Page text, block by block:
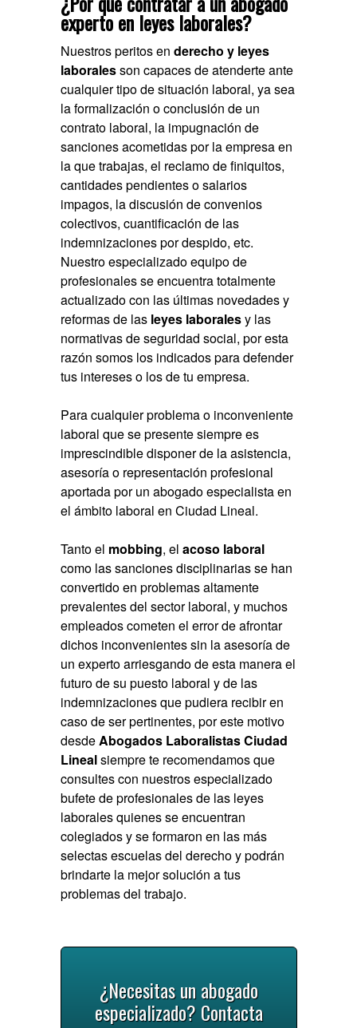
experto en leyes laborales?
Nuestros peritos enderecho y leyes
laboralesson capaces de atenderte ante
cualquier tipo de situación laboral, ya sea
la formalización o conclusión de un
contrato laboral, la impugnación de
sanciones acometidas por la empresa en
la que trabajas, el reclamo de finiquitos,
cantidades pendientes o salarios
impagos, la discusión de convenios
colectivos, cuantificación de las
indemnizaciones por despido, etc.
Nuestro especializado equipo de
profesionales se encuentra totalmente
actualizado con las últimas novedades y
reformas de las leyes laboralesy las
normativas de seguridad social, por esta
razón somos los indicados para defender
tus intereses o los de tu empresa.
Para cualquier problema o inconveniente
laboral que se presente siempre es
imprescindible disponer de la asistencia,
asesoría o representación profesional
aportada por unabogado especialista en
el ámbito laboral en Ciudad Lineal.
Tanto el mobbing, elacoso laboral
como las sanciones disciplinarias se han
convertido en problemas altamente
prevalentes del sector laboral, y muchos
empleados cometen el error de afrontar
dichos inconvenientes sin la asesoría de
un experto arriesgando de esta manera el
futuro de su puesto laboral y de las
indemnizaciones que pudiera recibir en
caso de ser pertinentes, por este motivo
desdeAbogados Laboralistas Ciudad
Linealsiempre te recomendamos que
consultes con nuestros especializado
bufete de profesionales de las leyes
laborales quienes se encuentran
colegiados y se formaron en las más
selectas escuelas del derecho y podrán
brindarte la mejor solución a tus
problemas del trabajo.
¿Necesitas un abogado
especializado? Contacta